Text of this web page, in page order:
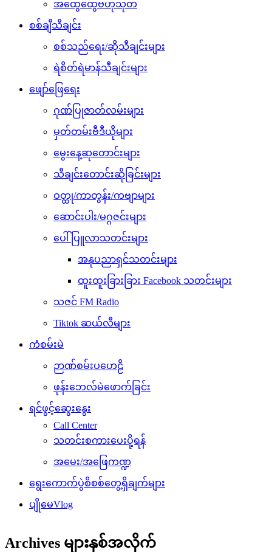
အထွေထွေဗဟုသုတ
စစ်ချီသီချင်း
စစ်သည်ရေး/ဆိုသီချင်းများ
ရဲစိတ်ရဲမာန်သီချင်းများ
ဖျော်ဖြေရေး
ဂုဏ်ပြုဇာတ်လမ်းများ
မှတ်တမ်းဗီဒီယိုများ
မွေးနေ့ဆုတောင်းများ
သီချင်းတောင်းဆိုခြင်းများ
ဝတ္ထု/ကာတွန်း/ကဗျာများ
ဆောင်းပါး/မဂ္ဂဇင်းများ
ပေါ်ပြူလာသတင်းများ
အနုပညာရှင်သတင်းများ
ထူးထူးခြားခြား Facebook သတင်းများ
သဇင် FM Radio
Tiktok ဆယ်လီများ
ကံစမ်းမဲ
ဉာဏ်စမ်းပဟေဠိ
ဖုန်းဘေလ်မဲဖောက်ခြင်း
ရင်ဖွင့်ဆွေးနွေး
Call Center
သတင်းစကားပေးပို့ရန်
အမေး/အဖြေကဏ္ဍ
ရွေးကောက်ပွဲစိစစ်တွေ့ရှိချက်များ
ပျိုမေVlog
Archives များနှစ်အလိုက်